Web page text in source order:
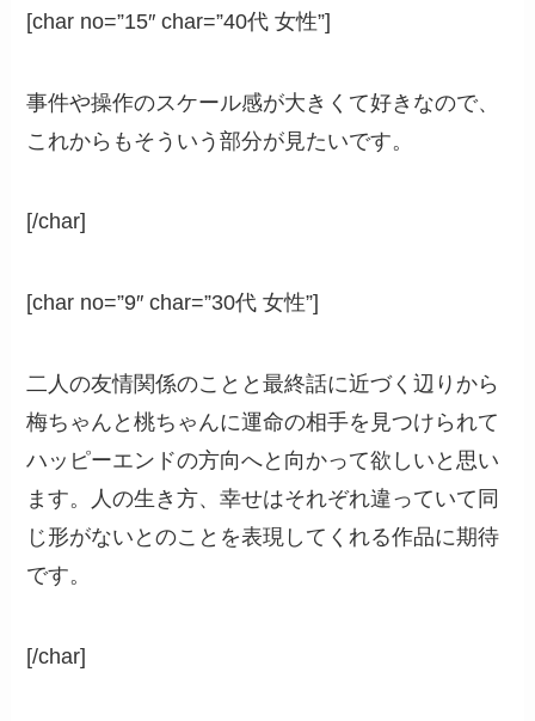
[char no=”15″ char=”40代 女性”]
事件や操作のスケール感が大きくて好きなので、
これからもそういう部分が見たいです。
[/char]
[char no=”9″ char=”30代 女性”]
二人の友情関係のことと最終話に近づく辺りから
梅ちゃんと桃ちゃんに運命の相手を見つけられて
ハッピーエンドの方向へと向かって欲しいと思い
ます。人の生き方、幸せはそれぞれ違っていて同
じ形がないとのことを表現してくれる作品に期待
です。
[/char]